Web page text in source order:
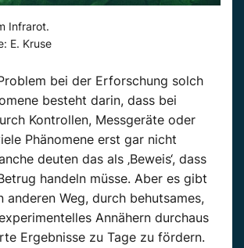
Infrarot.
E. Kruse
bei der Erforschung solch
besteht darin, dass bei
Kontrollen, Messgeräte oder
Phänomene erst gar nicht
deuten das als ‚Beweis‘, dass
handeln müsse. Aber es gibt
anderen Weg, durch behutsames,
Annähern durchaus
Ergebnisse zu Tage zu fördern.